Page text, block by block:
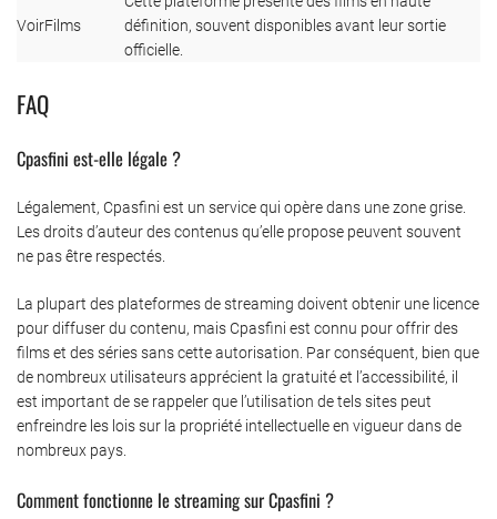
VoirFilms
définition, souvent disponibles avant leur sortie
officielle.
FAQ
Cpasfini est-elle légale ?
Légalement, Cpasfini est un service qui opère dans une zone grise.
Les droits d’auteur des contenus qu’elle propose peuvent souvent
ne pas être respectés.
La plupart des plateformes de streaming doivent obtenir une licence
pour diffuser du contenu, mais Cpasfini est connu pour offrir des
films et des séries sans cette autorisation. Par conséquent, bien que
de nombreux utilisateurs apprécient la gratuité et l’accessibilité, il
est important de se rappeler que l’utilisation de tels sites peut
enfreindre les lois sur la propriété intellectuelle en vigueur dans de
nombreux pays.
Comment fonctionne le streaming sur Cpasfini ?